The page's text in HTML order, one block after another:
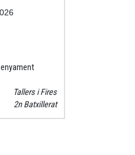
Tallers i Fires
2n Batxillerat